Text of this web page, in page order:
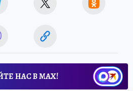
НАС В МАХ!